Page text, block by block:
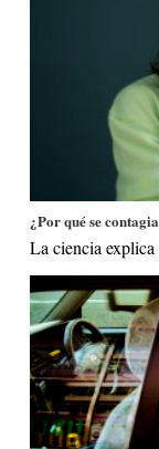
¿Por qué se
La ciencia